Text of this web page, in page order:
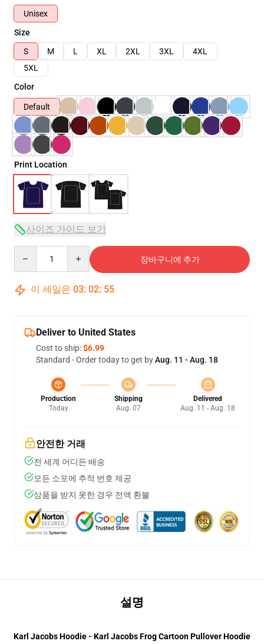
Unisex
Size
S
M L XL 2XL 3XL
4XL
5XL
Color
Default
Print Location
사이즈 가이드 보기
장바구니에 추가
이 세일은 03: 02: 54
Deliver to United States
Cost to ship:$6.99
Standard - Order today to get byAug. 11 - Aug. 18
Production
Today
Shipping
Aug. 07
Delivered
Aug. 11 - Aug. 18
안전한 거래
전 세계 어디든 배송
모든 소포에 추적 번호 제공
상품을 받지 못한 경우 전액 환불
설명
Karl Jacobs Hoodie - Karl Jacobs Frog Cartoon Pullover Hoodie